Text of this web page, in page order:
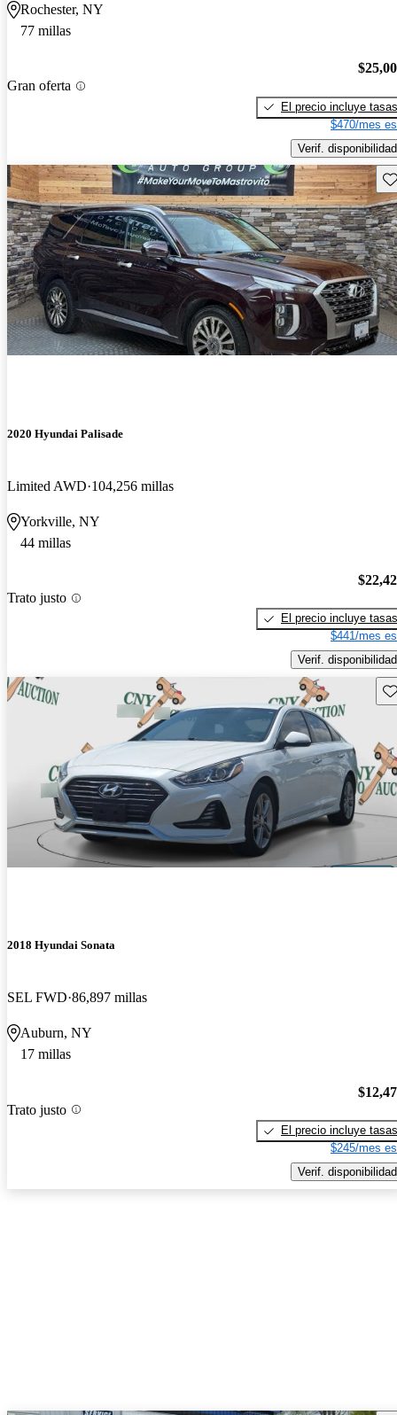
Rochester, NY
77 millas
Gran oferta
El precio incluye tasas
$470/mes
Verif. disponibilidad
2020 Hyundai Palisade
Limited AWD 104,256 millas
Yorkville, NY
44 millas
Trato justo
El precio incluye tasas
$441/mes
Verif. disponibilidad
2018 Hyundai Sonata
SEL FWD 86,897 millas
Auburn, NY
17 millas
Trato justo
El precio incluye tasas
$245/mes
Verif. disponibilidad